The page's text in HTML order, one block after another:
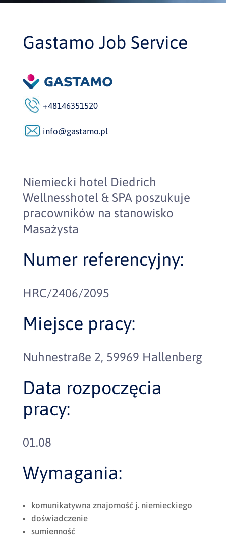
Gastamo Job Service
+48146351520
info@gastamo.pl
Niemiecki hotel Diedrich
Wellnesshotel & SPA poszukuje
pracowników na stanowisko
Masażysta
Numer referencyjny:
HRC/2406/2095
Miejsce pracy:
Nuhnestraße 2, 59969 Hallenberg
Data rozpoczęcia
pracy:
01.08
Wymagania:
komunikatywna znajomość j. niemieckiego
doświadczenie
sumienność